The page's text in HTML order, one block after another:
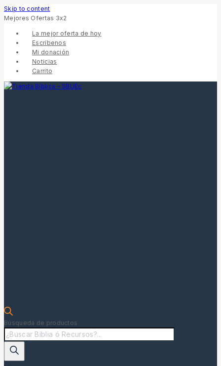
Skip to content
Mejores Ofertas 3x2
La mejor oferta de hoy
Escríbenos
Mi donación
Noticias
Carrito
Búsqueda de productos